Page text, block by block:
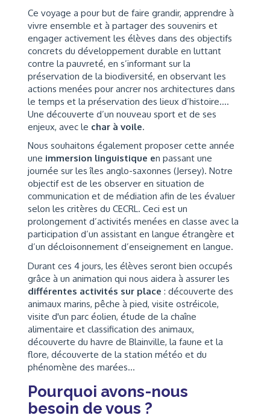
Ce voyage a pour but de faire grandir, apprendre à
vivre ensemble et à partager des souvenirs et
engager activement les élèves dans des objectifs
concrets du développement durable en luttant
contre la pauvreté, en s’informant sur la
préservation de la biodiversité, en observant les
actions menées pour ancrer nos architectures dans
le temps et la préservation des lieux d’histoire….
Une découverte d’un nouveau sport et de ses
enjeux, avec le char à voile.
Nous souhaitons également proposer cette année
une immersion linguistique en passant une
journée sur les îles anglo-saxonnes (Jersey). Notre
objectif est de les observer en situation de
communication et de médiation afin de les évaluer
selon les critères du CECRL. Ceci est un
prolongement d’activités menées en classe avec la
participation d’un assistant en langue étrangère et
d’un décloisonnement d’enseignement en langue.
Durant ces 4 jours, les élèves seront bien occupés
grâce à un animation qui nous aidera à assurer les
différentes activités sur place : découverte des
animaux marins, pêche à pied, visite ostréicole,
visite d'un parc éolien, étude de la chaîne
alimentaire et classification des animaux,
découverte du havre de Blainville, la faune et la
flore, découverte de la station météo et du
phénomène des marées...
Pourquoi avons-nous
besoin de vous ?